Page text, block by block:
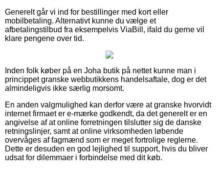
Generelt går vi ind for bestillinger med kort eller
mobilbetaling. Alternativt kunne du vælge et
afbetalingstilbud fra eksempelvis ViaBill, ifald du gerne vil
klare pengene over tid.
Inden folk køber på en Joha butik på nettet kunne man i
princippet granske webbutikkens handelsaftale, dog er det
almindeligvis ikke særlig morsomt.
En anden valgmulighed kan derfor være at granske hvorvidt
internet firmaet er e-mærke godkendt, da det generelt er en
angivelse af at online forretningen tilslutter sig de danske
retningslinjer, samt at online virksomheden løbende
overvåges af fagmænd som er meget fortrolige reglerne.
Dette er desuden en god lejlighed til support, hvis du bliver
udsat for dilemmaer i forbindelse med dit køb.